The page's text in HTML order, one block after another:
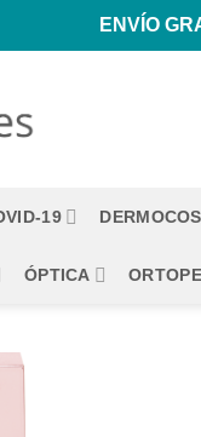
ENVÍO
19
ÓPTICA